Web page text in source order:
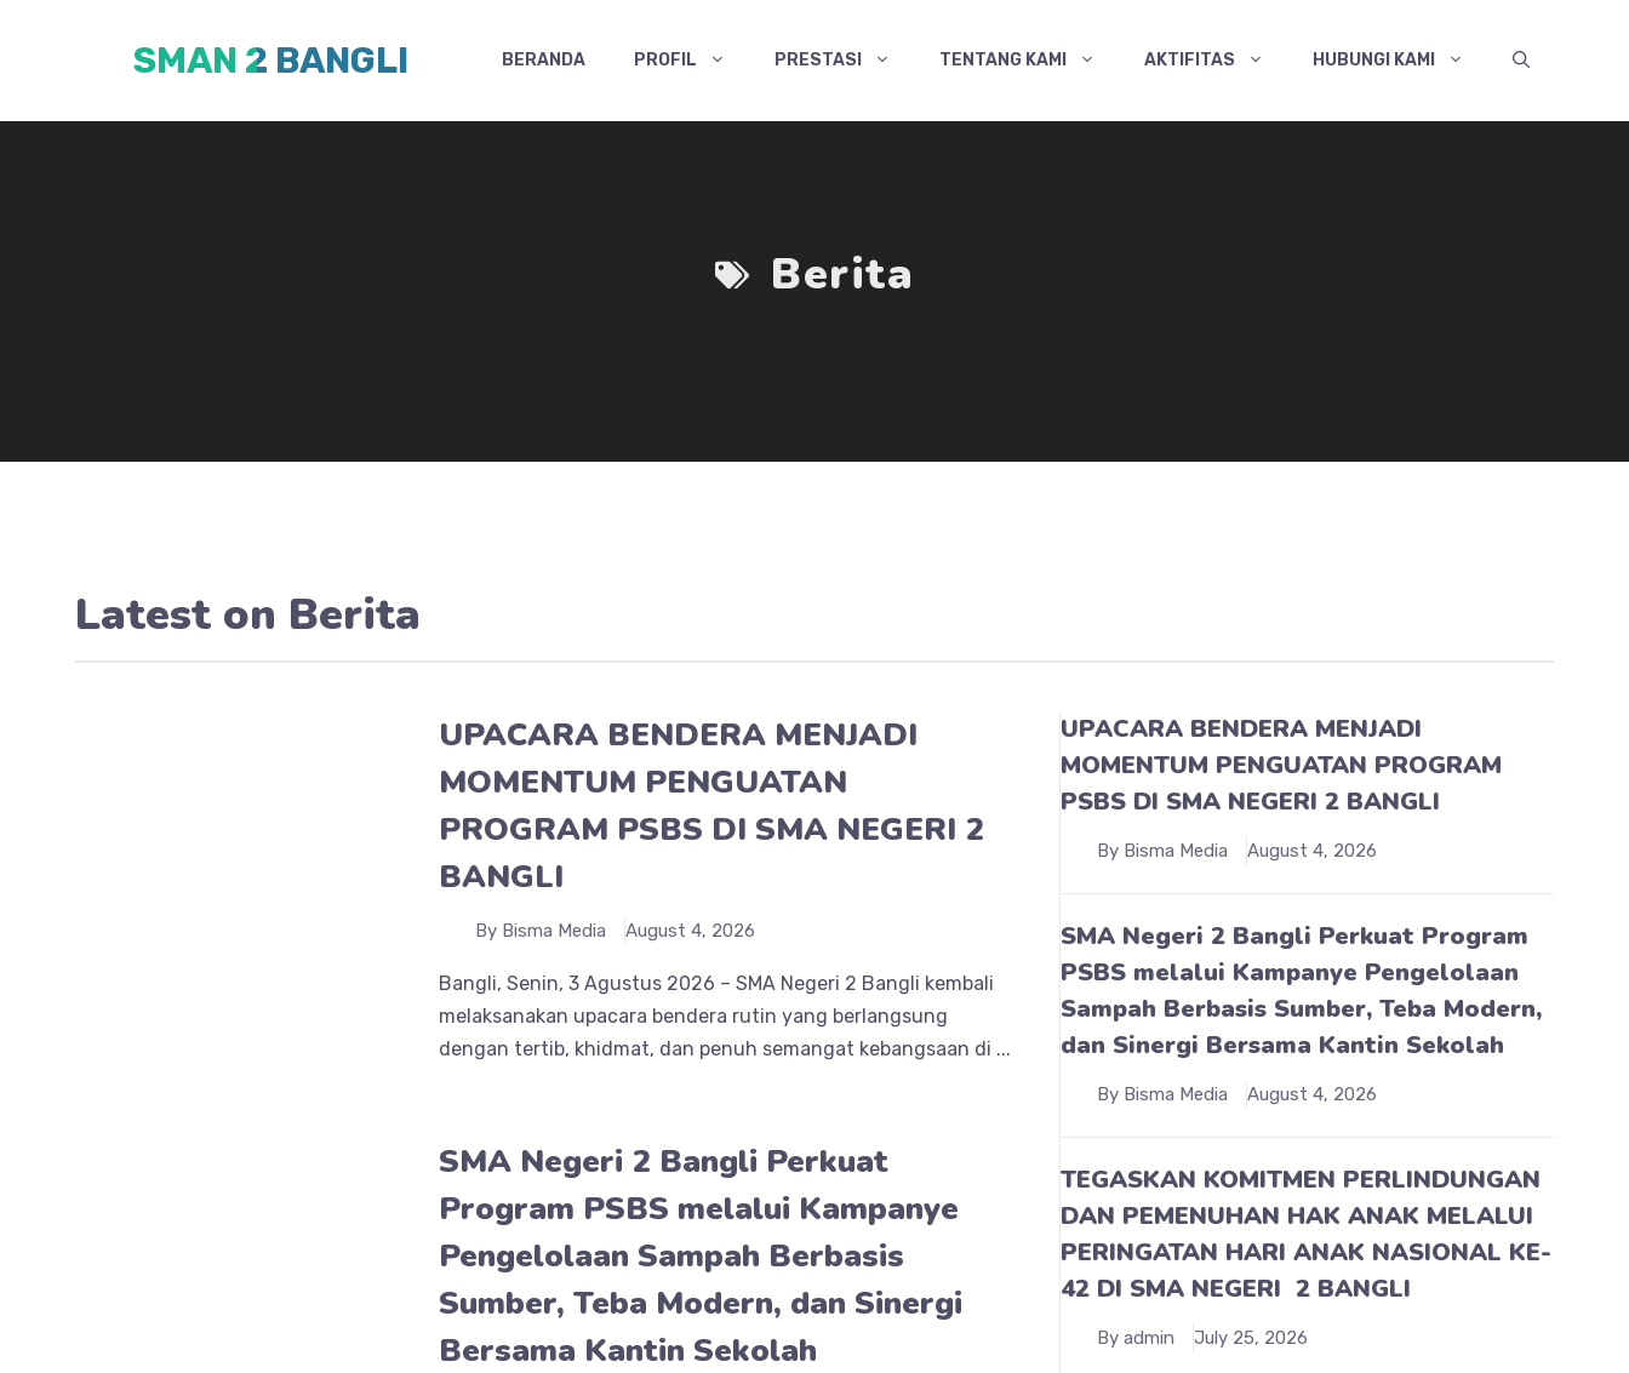
SMAN 2 BANGLI BERANDA PROFIL PRESTASI TENTANG KAMI AKTIFITAS HUBUNGI KAMI
Berita
Latest on Berita
UPACARA BENDERA MENJADI
MOMENTUM PENGUATAN
PROGRAM PSBS DI SMA NEGERI 2
BANGLI
By Bisma Media August 4, 2026
Bangli, Senin, 3 Agustus 2026 – SMA Negeri 2 Bangli kembali
melaksanakan upacara bendera rutin yang berlangsung
dengan tertib, khidmat, dan penuh semangat kebangsaan di ...
SMA Negeri 2 Bangli Perkuat
Program PSBS melalui Kampanye
Pengelolaan Sampah Berbasis
Sumber, Teba Modern, dan Sinergi
Bersama Kantin Sekolah
UPACARA BENDERA MENJADI
MOMENTUM PENGUATAN PROGRAM
PSBS DI SMA NEGERI 2 BANGLI
By Bisma Media August 4, 2026
SMA Negeri 2 Bangli Perkuat Program
PSBS melalui Kampanye Pengelolaan
Sampah Berbasis Sumber, Teba Modern,
dan Sinergi Bersama Kantin Sekolah
By Bisma Media August 4, 2026
TEGASKAN KOMITMEN PERLINDUNGAN
DAN PEMENUHAN HAK ANAK MELALUI
PERINGATAN HARI ANAK NASIONAL KE-
42 DI SMA NEGERI 2 BANGLI
By admin July 25, 2026